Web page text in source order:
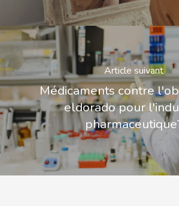
Article suivant
Médicaments contre
eldorado pour